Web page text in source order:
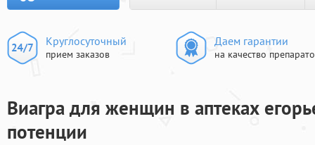
Круглосуточный
прием заказов
Даем гарантии
на качество
Виагра для женщин в аптеках
потенции